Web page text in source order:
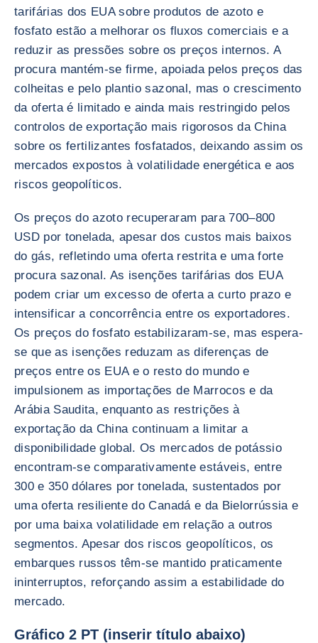
tarifárias dos EUA sobre produtos de azoto e
fosfato estão a melhorar os fluxos comerciais e a
reduzir as pressões sobre os preços internos. A
procura mantém-se firme, apoiada pelos preços das
colheitas e pelo plantio sazonal, mas o crescimento
da oferta é limitado e ainda mais restringido pelos
controlos de exportação mais rigorosos da China
sobre os fertilizantes fosfatados, deixando assim os
mercados expostos à volatilidade energética e aos
riscos geopolíticos.
Os preços do azoto recuperaram para 700–800
USD por tonelada, apesar dos custos mais baixos
do gás, refletindo uma oferta restrita e uma forte
procura sazonal. As isenções tarifárias dos EUA
podem criar um excesso de oferta a curto prazo e
intensificar a concorrência entre os exportadores.
Os preços do fosfato estabilizaram-se, mas espera-
se que as isenções reduzam as diferenças de
preços entre os EUA e o resto do mundo e
impulsionem as importações de Marrocos e da
Arábia Saudita, enquanto as restrições à
exportação da China continuam a limitar a
disponibilidade global. Os mercados de potássio
encontram-se comparativamente estáveis, entre
300 e 350 dólares por tonelada, sustentados por
uma oferta resiliente do Canadá e da Bielorrússia e
por uma baixa volatilidade em relação a outros
segmentos. Apesar dos riscos geopolíticos, os
embarques russos têm-se mantido praticamente
ininterruptos, reforçando assim a estabilidade do
mercado.
Gráfico 2 PT (inserir título abaixo)